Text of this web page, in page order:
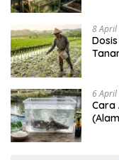
8
6
Cara